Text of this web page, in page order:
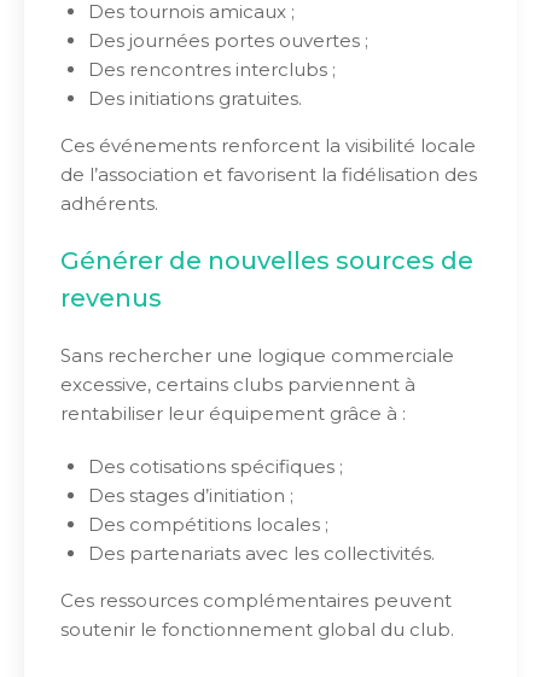
Des tournois amicaux ;
Des journées portes ouvertes ;
Des rencontres interclubs ;
Des initiations gratuites.
Ces événements renforcent la visibilité locale
de l’association et favorisent la fidélisation des
adhérents.
Générer de nouvelles sources de
revenus
Sans rechercher une logique commerciale
excessive, certains clubs parviennent à
rentabiliser leur équipement grâce à :
Des cotisations spécifiques ;
Des stages d’initiation ;
Des compétitions locales ;
Des partenariats avec les collectivités.
Ces ressources complémentaires peuvent
soutenir le fonctionnement global du club.